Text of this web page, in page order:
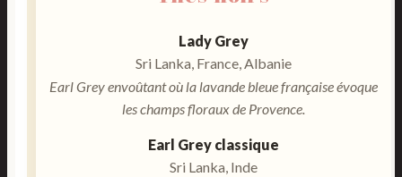
Lady Grey
Sri Lanka, France, Albanie
Earl Grey envoûtant où la lavande bleue française évoque
les champs floraux de Provence.
Earl Grey classique
Sri Lanka, Inde